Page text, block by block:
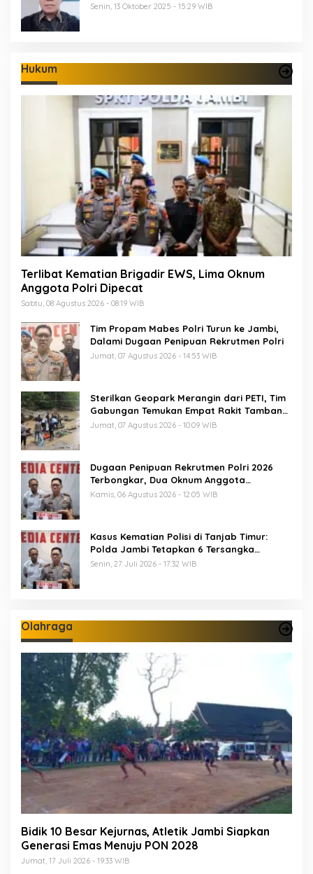
Senin, 13 Oktober 2025 - 15:29 WIB
Hukum
Terlibat Kematian Brigadir EWS, Lima Oknum
Anggota Polri Dipecat
Sabtu, 08 Agustus 2026 - 08:19 WIB
Tim Propam Mabes Polri Turun ke Jambi,
Dalami Dugaan Penipuan Rekrutmen Polri
Jumat, 07 Agustus 2026 - 14:53 WIB
Sterilkan Geopark Merangin dari PETI, Tim
Gabungan Temukan Empat Rakit Tambang
Ilegal
Jumat, 07 Agustus 2026 - 10:09 WIB
Dugaan Penipuan Rekrutmen Polri 2026
Terbongkar, Dua Oknum Anggota
Diamankan Propam Polda Jambi
Kamis, 06 Agustus 2026 - 12:05 WIB
Kasus Kematian Polisi di Tanjab Timur:
Polda Jambi Tetapkan 6 Tersangka
Termasuk 5 Anggota Polri
Senin, 27 Juli 2026 - 17:32 WIB
Olahraga
Bidik 10 Besar Kejurnas, Atletik Jambi Siapkan
Generasi Emas Menuju PON 2028
Jumat, 17 Juli 2026 - 19:33 WIB